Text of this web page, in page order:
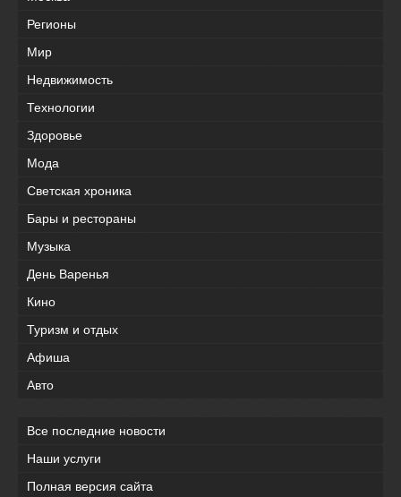
Регионы
Мир
Недвижимость
Технологии
Здоровье
Мода
Светская хроника
Бары и рестораны
Музыка
День Варенья
Кино
Туризм и отдых
Афиша
Авто
Все последние новости
Наши услуги
Полная версия сайта